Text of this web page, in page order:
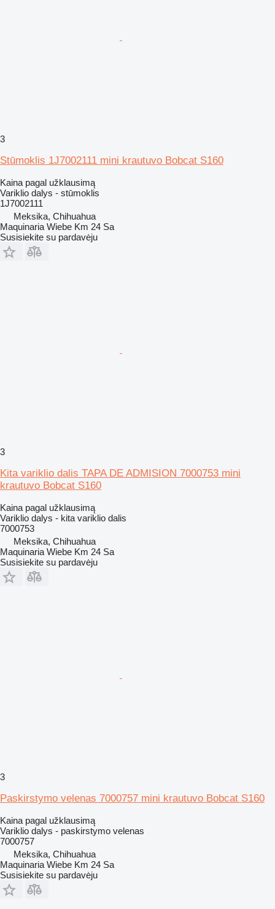
3
Stūmoklis 1J7002111 mini krautuvo Bobcat S160
Kaina pagal užklausimą
Variklio dalys - stūmoklis
1J7002111
Meksika, Chihuahua
Maquinaria Wiebe Km 24 Sa
Susisiekite su pardavėju
3
Kita variklio dalis TAPA DE ADMISION 7000753 mini
krautuvo Bobcat S160
Kaina pagal užklausimą
Variklio dalys - kita variklio dalis
7000753
Meksika, Chihuahua
Maquinaria Wiebe Km 24 Sa
Susisiekite su pardavėju
3
Paskirstymo velenas 7000757 mini krautuvo Bobcat S160
Kaina pagal užklausimą
Variklio dalys - paskirstymo velenas
7000757
Meksika, Chihuahua
Maquinaria Wiebe Km 24 Sa
Susisiekite su pardavėju